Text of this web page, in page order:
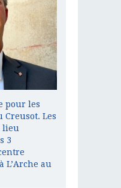
pour les
Creusot. Les
lieu
3
L’Arche au